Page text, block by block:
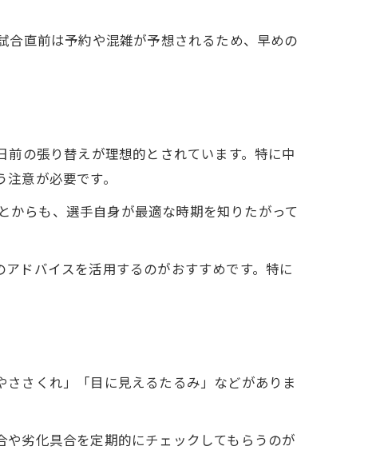
合直前は予約や混雑が予想されるため、早めの
の張り替えが理想的とされています。特に中
意が必要です。
からも、選手自身が最適な時期を知りたがって
ドバイスを活用するのがおすすめです。特に
さくれ」「目に見えるたるみ」などがありま
劣化具合を定期的にチェックしてもらうのが